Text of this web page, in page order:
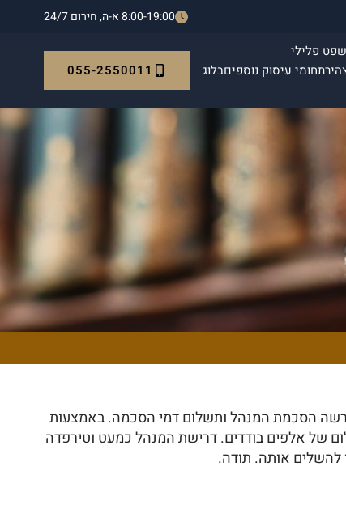
8:00-19:00 א-ה, חירום 24/7
פלילי
תחומי עיסוק נוספיםבלוג
055-2550011
הסכמת המנהל ותשלום דמי הסכמה. באמצעות
של אלפים בודדים. דרישת המנהל כמעט וטירפדה
להשלים אותה. תודה.